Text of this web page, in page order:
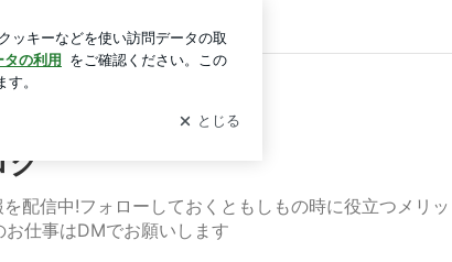
ログイン
配信中!フォローしておくともしもの時に役立つメリッ
仕事はDMでお願いします